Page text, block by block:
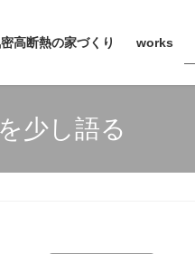
高断熱の家づくり works
少し語る